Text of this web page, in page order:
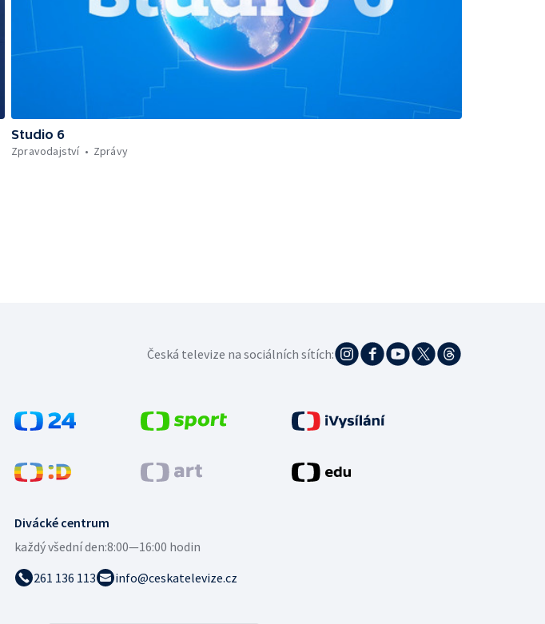
Studio 6
Zpravodajství
Zprávy
Divácké centrum
každý všední den:8:00—16:00 hodin
261 136 113
info@ceskatelevize.cz
Česká televize na sociálních sítích: